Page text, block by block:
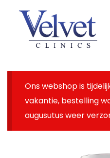
Ons webshop is
vakantie, bestelling
augusutus weer